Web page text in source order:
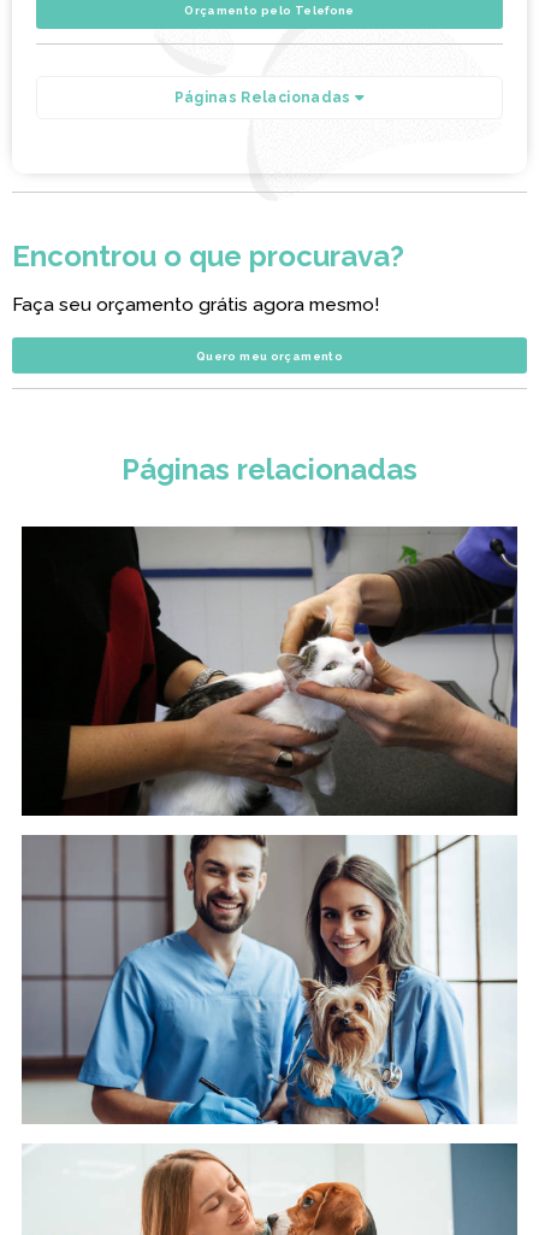
Orçamento pelo Telefone
Páginas Relacionadas
Encontrou o que procurava?
Faça seu orçamento grátis agora mesmo!
Quero meu orçamento
Páginas relacionadas